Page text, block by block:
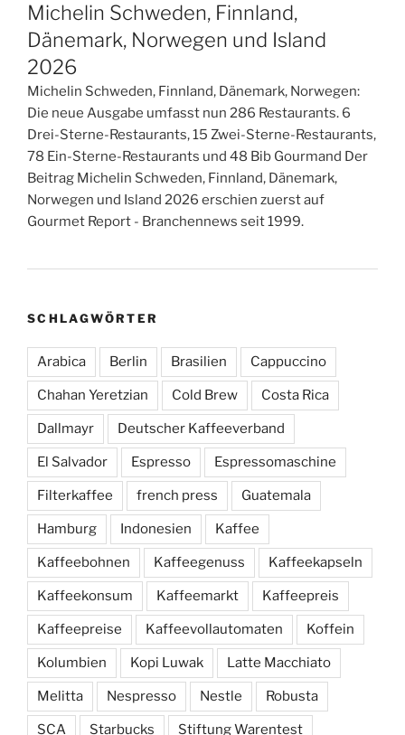
Michelin Schweden, Finnland,
Dänemark, Norwegen und Island
2026
Michelin Schweden, Finnland, Dänemark, Norwegen:
Die neue Ausgabe umfasst nun 286 Restaurants. 6
Drei-Sterne-Restaurants, 15 Zwei-Sterne-Restaurants,
78 Ein-Sterne-Restaurants und 48 Bib Gourmand Der
Beitrag Michelin Schweden, Finnland, Dänemark,
Norwegen und Island 2026 erschien zuerst auf
Gourmet Report - Branchennews seit 1999.
SCHLAGWÖRTER
Arabica Berlin Brasilien Cappuccino
Chahan Yeretzian Cold Brew Costa Rica
Dallmayr Deutscher Kaffeeverband
El Salvador Espresso Espressomaschine
Filterkaffee french press Guatemala
Hamburg Indonesien Kaffee
Kaffeebohnen Kaffeegenuss Kaffeekapseln
Kaffeekonsum Kaffeemarkt Kaffeepreis
Kaffeepreise Kaffeevollautomaten Koffein
Kolumbien Kopi Luwak Latte Macchiato
Melitta Nespresso Nestle Robusta
SCA Starbucks Stiftung Warentest